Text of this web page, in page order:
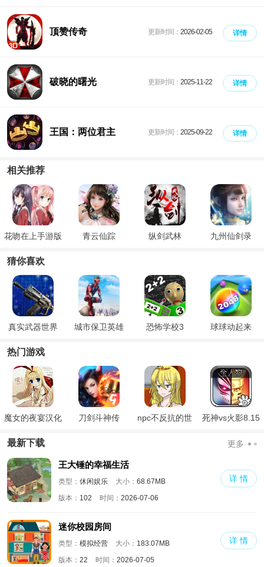
顶赞传奇 更新时间： 2026-02-05 详情
破晓的曙光 更新时间： 2025-11-22 详情
王国：两位君主 更新时间： 2025-09-22 详情
相关推荐
花吻在上手游版
青云仙踪 纵剑武林 九州仙剑录
猜你喜欢
真实武器世界 城市保卫英雄 恐怖学校3 球球动起来
热门游戏
魔女的夜宴汉化
刀剑斗神传
npc不反抗的世
死神vs火影8.15
最新下载 更多
王大锤的幸福生活
类型： 休闲娱乐 大小： 68.67MB
版本： 102 时间： 2026-07-06
详 情
迷你校园房间
类型： 模拟经营 大小： 183.07MB
版本： 22 时间： 2026-07-05
详 情